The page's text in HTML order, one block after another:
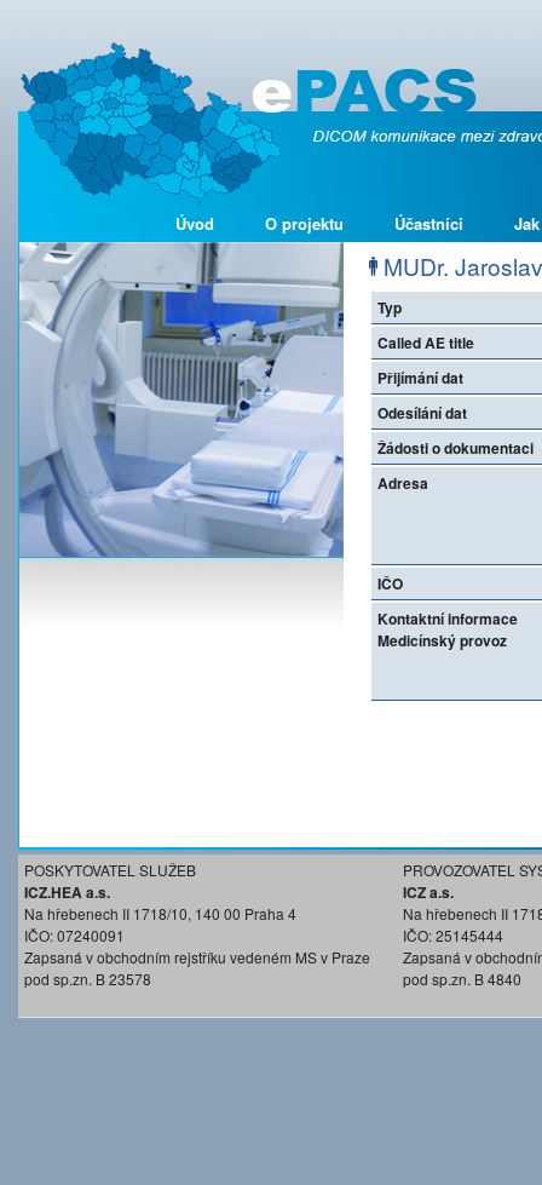
Úvod O projektu Účastníci
MUDr.
Typ
Called AE title
Přijímání dat
Odesílání dat
Žádosti o dokumentaci
Adresa
IČO
Kontaktní informace
Medicínský provoz
POSKYTOVATEL SLUŽEB
ICZ.HEA a.s.
Na hřebenech II 1718/10, 140 00 Praha 4
IČO: 07240091
Zapsaná v obchodním rejstříku vedeném MS v Praze
pod sp.zn. B 23578
PROVOZOVATEL
ICZ a.s.
Na hřebenech II
IČO: 25145444
Zapsaná v
pod sp.zn. B 4840